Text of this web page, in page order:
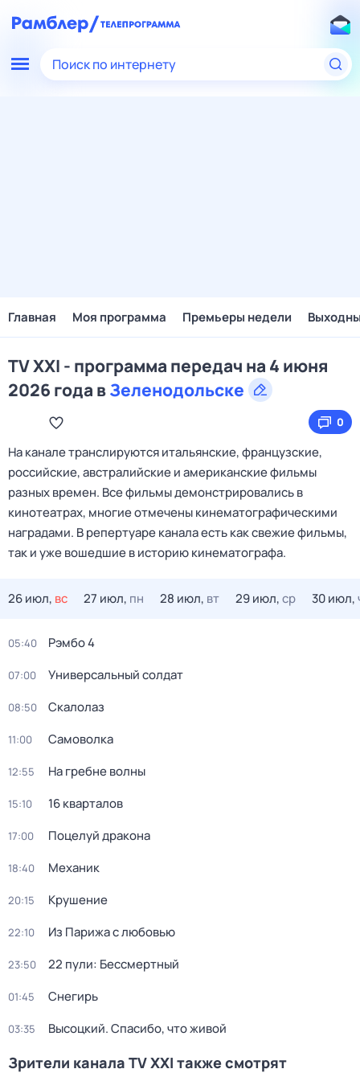
Поиск по интернету
Главная Моя программа Премьеры недели
TV XXI - программа передач на 4 июня
2026 года вЗеленодольске
0
На канале транслируются итальянские, французские,
российские, австралийские и американские фильмы
разных времен. Все фильмы демонстрировались в
кинотеатрах, многие отмечены кинематографическими
наградами. В репертуаре канала есть как свежие фильмы,
так и уже вошедшие в историю кинематографа.
26 июл, вс 27 июл, пн 28 июл, вт 29 июл,ср 30 июл,
05:40 Рэмбо 4
07:00 Универсальный солдат
08:50 Скалолаз
11:00 Самоволка
12:55 На гребне волны
15:10 16 кварталов
17:00 Поцелуй дракона
18:40 Механик
20:15 Крушение
22:10 Из Парижа с любовью
23:50 22 пули: Бессмертный
01:45 Снегирь
03:35 Высоцкий. Спасибо, что живой
Зрители канала TV XXI также смотрят